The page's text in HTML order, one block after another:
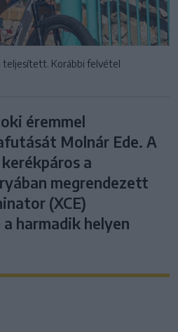
teljesített. Korábbi felvétel
éremmel
Molnár Ede. A
a
megrendezett
(XCE)
harmadik helyen